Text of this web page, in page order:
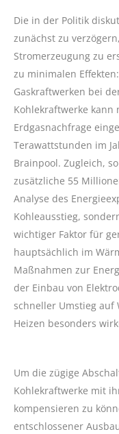
Die in der Politik
zunächst zu
Stromerzeugung zu
zu minimalen
Gaskraftwerken bei
Kohlekraftwerke
Erdgasnachfrage
Terawattstunden im
Brainpool. Zugleich,
zusätzliche 55
Analyse des
Kohleausstieg,
wichtiger Faktor für
hauptsächlich im
Maßnahmen zur
der Einbau von
schneller Umstieg auf
Heizen besonders
Um die zügige
Kohlekraftwerke mit
kompensieren zu
entschlossener